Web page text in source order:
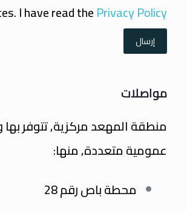
I have read thePrivacy Policy
مواصلات
منطقة المهعد مركزية, تتوفر
عمومية متعددة, منها:​
محطة باص رقم 28